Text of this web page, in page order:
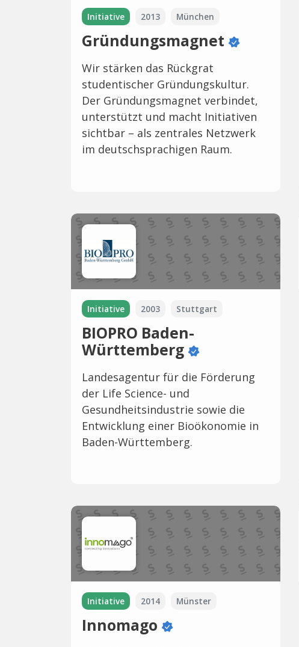
Initiative 2013 München
Gründungsmagnet
Wir stärken das Rückgrat
studentischer Gründungskultur.
Der Gründungsmagnet verbindet,
unterstützt und macht Initiativen
sichtbar – als zentrales Netzwerk
im deutschsprachigen Raum.
Initiative 2003 Stuttgart
BIOPRO Baden-
Württemberg
Landesagentur für die Förderung
der Life Science- und
Gesundheitsindustrie sowie die
Entwicklung einer Bioökonomie in
Baden-Württemberg.
Initiative 2014 Münster
Innomago